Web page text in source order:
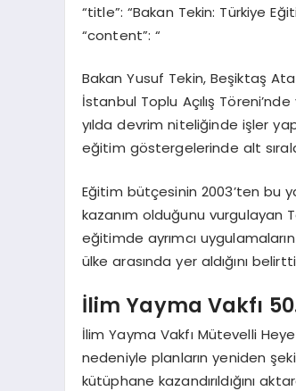
“title”: “Bakan Tekin: Türkiye
“content”: “
Bakan Yusuf Tekin, Beşiktaş
İstanbul Toplu Açılış
yılda devrim niteliğinde işler
eğitim göstergelerinde alt
Eğitim bütçesinin 2003’ten bu
kazanım olduğunu vurgulayan
eğitimde ayrımcı
ülke arasında yer aldığını
İlim Yayma Vakfı
İlim Yayma Vakfı Mütevelli
nedeniyle planların yeniden
kütüphane kazandırıldığını